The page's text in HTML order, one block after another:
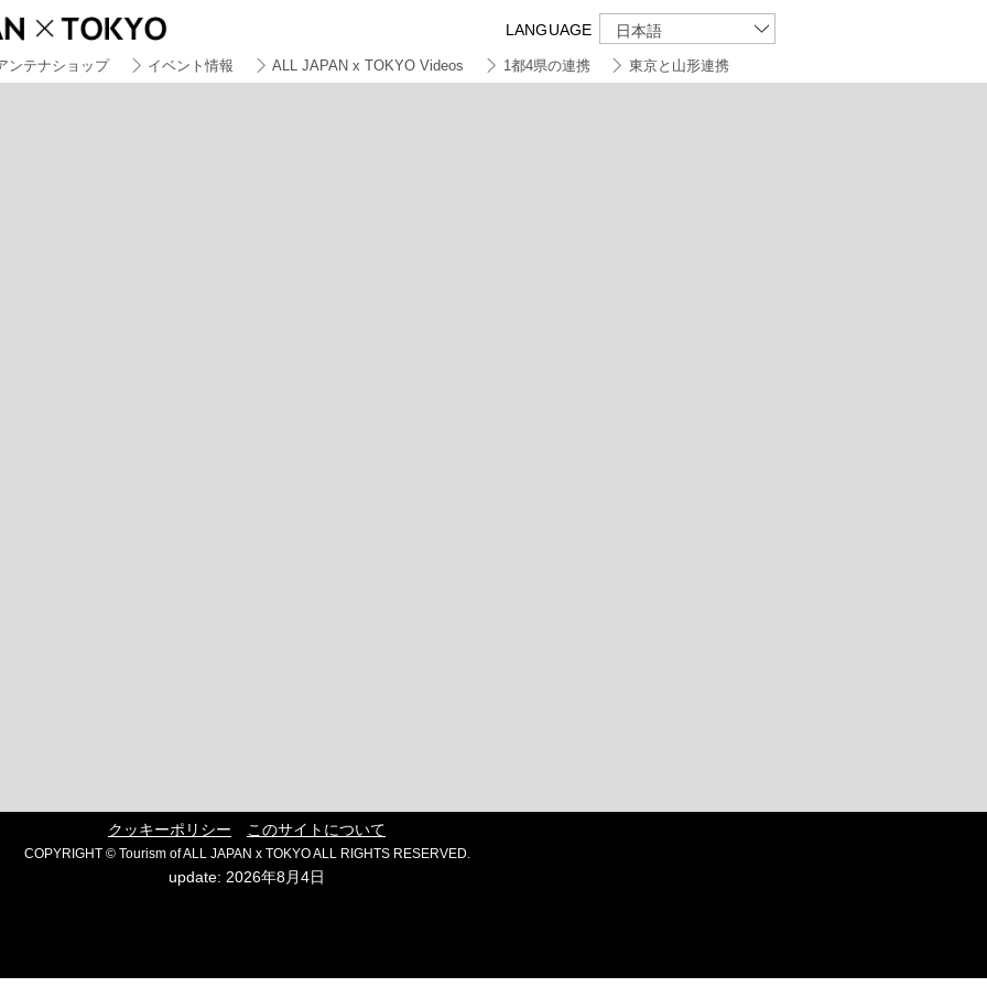
LANGUAGE 日本語
ンテナショップ イベント情報 ALL JAPAN x TOKYO Videos 1都4県の連携 東京と山形連携
クッキーポリシー このサイトについて
COPYRIGHT © Tourism of ALL JAPAN x TOKYO ALL RIGHTS RESERVED.
update: 2026年8月4日